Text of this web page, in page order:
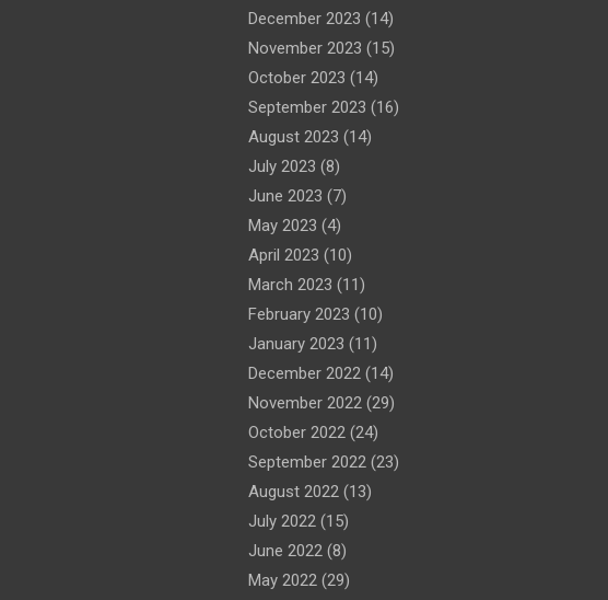
December 2023 (14)
November 2023 (15)
October 2023 (14)
September 2023 (16)
August 2023 (14)
July 2023 (8)
June 2023 (7)
May 2023 (4)
April 2023 (10)
March 2023 (11)
February 2023 (10)
January 2023 (11)
December 2022(14)
November 2022(29)
October 2022(24)
September 2022(23)
August 2022(13)
July 2022(15)
June 2022(8)
May 2022(29)